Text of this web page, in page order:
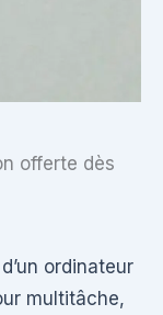
offerte dès
ordinateur
multitâche,